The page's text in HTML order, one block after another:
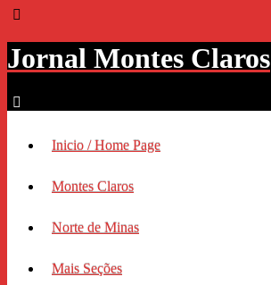
Jornal Montes Claros
Inicio / Home Page
Montes Claros
Norte de Minas
Mais Seções